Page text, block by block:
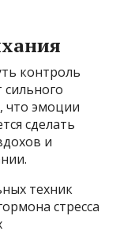
контроль
что эмоции
сделать
и
техник
стресса